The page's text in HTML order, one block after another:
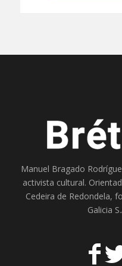
Manuel Bragado
activista cultural.
Cedeira de Redondela,
Galicia